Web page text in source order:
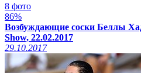
8 фото
86%
Возбуждающие соски Беллы
Show, 22.02.2017
29.10.2017